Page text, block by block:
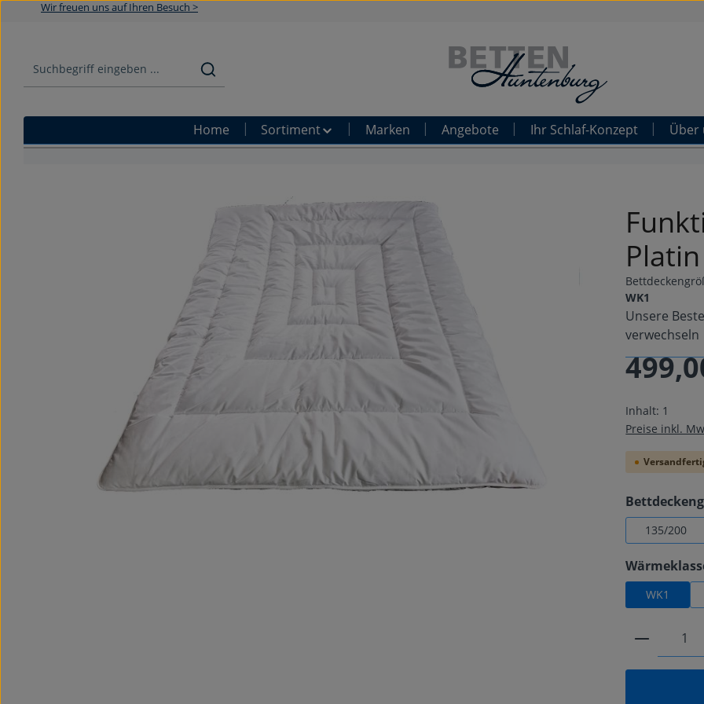
Zum Hauptinhalt springen
Zur Suche springen
Zur Hauptnavigation springen
Wir freuen uns auf Ihren Besuch >
Home Sortiment Marken Angebote Ihr Schlaf-Konzept Über
Platin
WK1
Unsere
verwechseln
Regulärer
Inhalt: 1
Preise inkl.
135/200
WK1